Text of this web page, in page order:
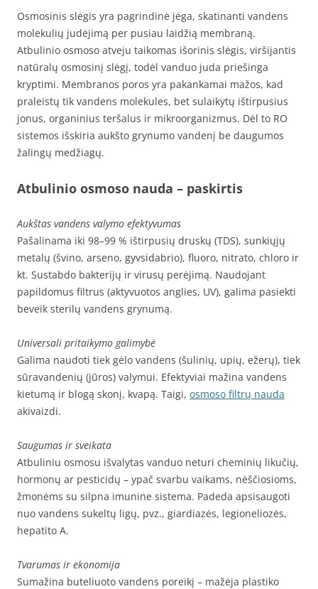
Osmosinis slėgis yra pagrindinė jėga, skatinanti vandens
molekulių judėjimą per pusiau laidžią membraną.
Atbulinio osmoso atveju taikomas išorinis slėgis, viršijantis
natūralų osmosinį slėgį, todėl vanduo juda priešinga
kryptimi. Membranos poros yra pakankamai mažos, kad
praleistų tik vandens molekules, bet sulaikytų ištirpusius
jonus, organinius teršalus ir mikroorganizmus. Dėl to RO
sistemos išskiria aukšto grynumo vandenį be daugumos
žalingų medžiagų.
Atbulinio osmoso nauda – paskirtis
Aukštas vandens valymo efektyvumas
Pašalinama iki 98–99 % ištirpusių druskų (TDS), sunkiųjų
metalų (švino, arseno, gyvsidabrio), fluoro, nitrato, chloro ir
kt. Sustabdo bakterijų ir virusų perėjimą. Naudojant
papildomus filtrus (aktyvuotos anglies, UV), galima pasiekti
beveik sterilų vandens grynumą.
Universali pritaikymo galimybė
Galima naudoti tiek gėlo vandens (šulinių, upių, ežerų), tiek
sūravandenių (jūros) valymui. Efektyviai mažina vandens
kietumą ir blogą skonį, kvapą. Taigi, osmoso filtrų nauda
akivaizdi.
Saugumas ir sveikata
Atbuliniu osmosu išvalytas vanduo neturi cheminių likučių,
hormonų ar pesticidų – ypač svarbu vaikams, nėščiosioms,
žmonėms su silpna imunine sistema. Padeda apsisaugoti
nuo vandens sukeltų ligų, pvz., giardiazės, legioneliozės,
hepatito A.
Tvarumas ir ekonomija
Sumažina buteliuoto vandens poreikį – mažėja plastiko